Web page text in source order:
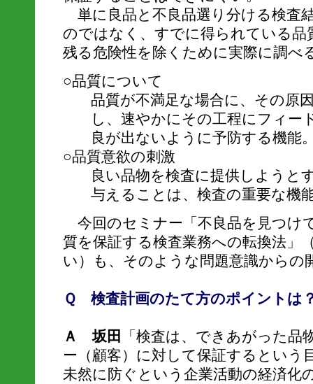
単に良品と不良品選り分ける検査
のではなく、すでに得られている品
残る危険性を除くために実際に調べ
○品質について
品質が不満足な場合に、その原
し、速やかにその工程にフィー
良が出ないように予防する機能
○品質意欲の刺激
良い品物を検査に提供しようと
与えることは、検査の重要な機
今回のセミナー「不良品を見つけ
質を保証する検査業務への転換法」
い）も、そのような問題意識からの
Ｑ 検査計画のたて方のポイントは
Ａ 坂田
「検査は、できあがった
ー（顧客）に対して保証するという
未然に防ぐという企業活動の経済化